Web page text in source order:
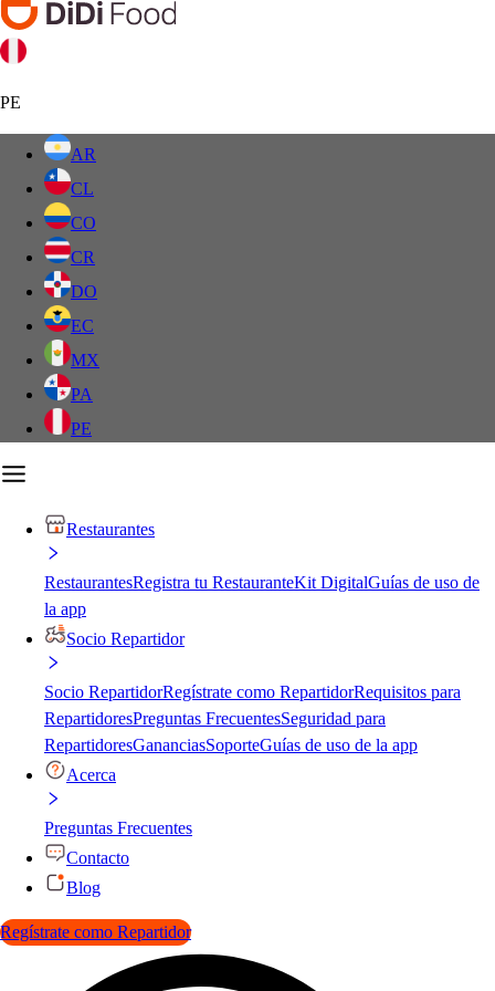
PE
AR
CL
CO
CR
DO
EC
MX
PA
PE
Restaurantes
RestaurantesRegistra tu RestauranteKit DigitalGuías de uso de
la app
Socio Repartidor
Socio RepartidorRegístrate como RepartidorRequisitos para
RepartidoresPreguntas FrecuentesSeguridad para
RepartidoresGananciasSoporteGuías de uso de la app
Acerca
Preguntas Frecuentes
Contacto
Blog
Regístrate como Repartidor